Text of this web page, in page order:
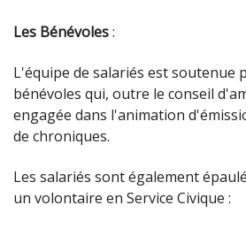
Les Bénévoles:
L'équipe de salariés est soutenue
bénévoles qui, outre le conseil
engagée dans l'animation
de chroniques.
Les salariés sont également
un volontaire en Service Civique :